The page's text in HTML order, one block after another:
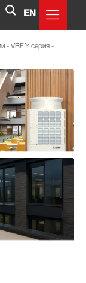
EN
- VRF Y серия -